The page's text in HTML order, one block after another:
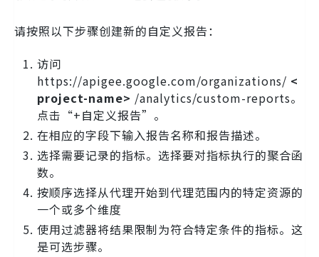
请按照以下步骤创建新的自定义报告：
访问
https://apigee.google.com/organizations/ <
project-name> /analytics/custom-reports。
点击“+自定义报告”。
在相应的字段下输入报告名称和报告描述。
选择需要记录的指标。选择要对指标执行的聚合函
数。
按顺序选择从代理开始到代理范围内的特定资源的
一个或多个维度
使用过滤器将结果限制为符合特定条件的指标。这
是可选步骤。